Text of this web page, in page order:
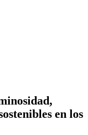
en los